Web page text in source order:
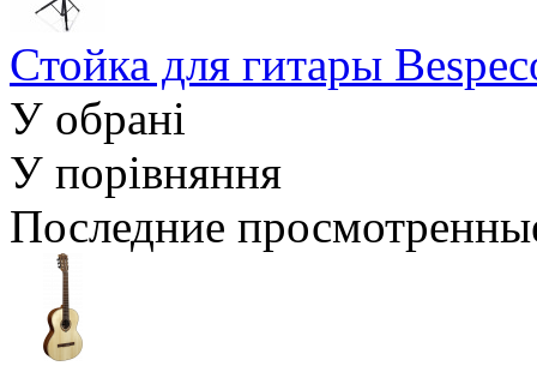
Стойка для гитары
У обрані
У порівняння
Последние